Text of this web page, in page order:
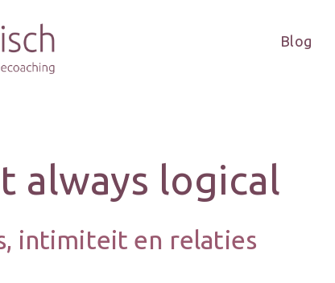
Blog
always logical
intimiteit en relaties